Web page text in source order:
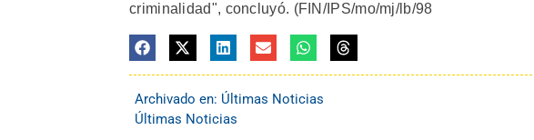
criminalidad", concluyó. (FIN/IPS/mo/mj/lb/98
Archivado en: Últimas Noticias
Últimas Noticias